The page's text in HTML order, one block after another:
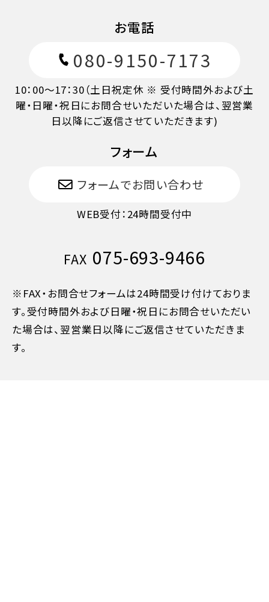
お電話
080-9150-7173
10：00～17：30（土日祝定休 ※ 受付時間外および土
曜・日曜・祝日にお問合せいただいた場合は、翌営業
日以降にご返信させていただきます)
フォーム
フォームでお問い合わせ
WEB受付：24時間受付中
FAX 075-693-9466
※FAX・お問合せフォームは24時間受け付けておりま
す。受付時間外および日曜・祝日にお問合せいただい
た場合は、翌営業日以降にご返信させていただきま
す。